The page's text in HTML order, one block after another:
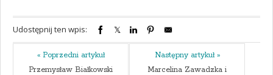
Udostępnij ten wpis:
« Poprzedni artykuł
Przemysław Białkowski
Następny artykuł »
Marcelina Zawadzka i